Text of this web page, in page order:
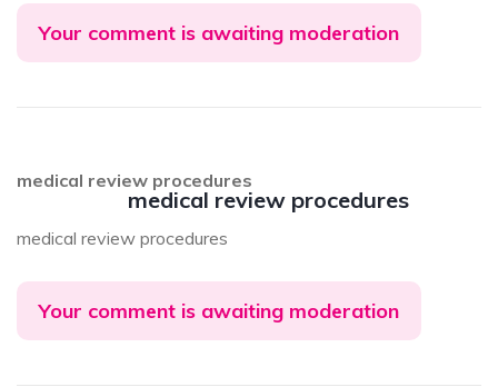
Your comment is awaiting moderation
medical review procedures
medical review procedures
medical review procedures
Your comment is awaiting moderation